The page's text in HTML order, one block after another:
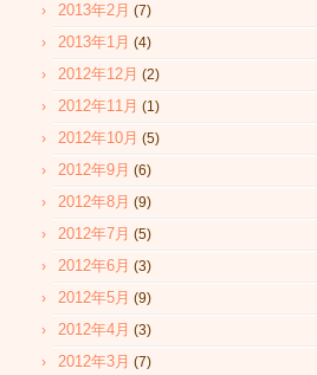
2013年2月 (7)
2013年1月 (4)
2012年12月 (2)
2012年11月 (1)
2012年10月 (5)
2012年9月 (6)
2012年8月 (9)
2012年7月 (5)
2012年6月 (3)
2012年5月 (9)
2012年4月 (3)
2012年3月 (7)